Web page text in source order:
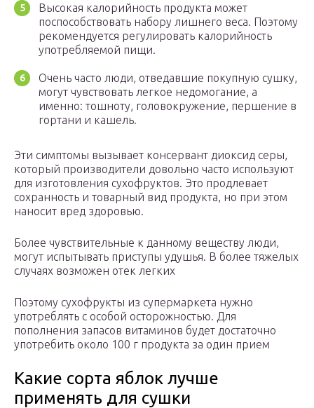
Высокая калорийность продукта может
поспособствовать набору лишнего веса. Поэтому
рекомендуется регулировать калорийность
употребляемой пищи.
Очень часто люди, отведавшие покупную сушку,
могут чувствовать легкое недомогание, а
именно: тошноту, головокружение, першение в
гортани и кашель.
Эти симптомы вызывает консервант диоксид серы,
который производители довольно часто используют
для изготовления сухофруктов. Это продлевает
сохранность и товарный вид продукта, но при этом
наносит вред здоровью.
Более чувствительные к данному веществу люди,
могут испытывать приступы удушья. В более тяжелых
случаях возможен отек легких
Поэтому сухофрукты из супермаркета нужно
употреблять с особой осторожностью. Для
пополнения запасов витаминов будет достаточно
употребить около 100 г продукта за один прием
Какие сорта яблок лучше
применять для сушки